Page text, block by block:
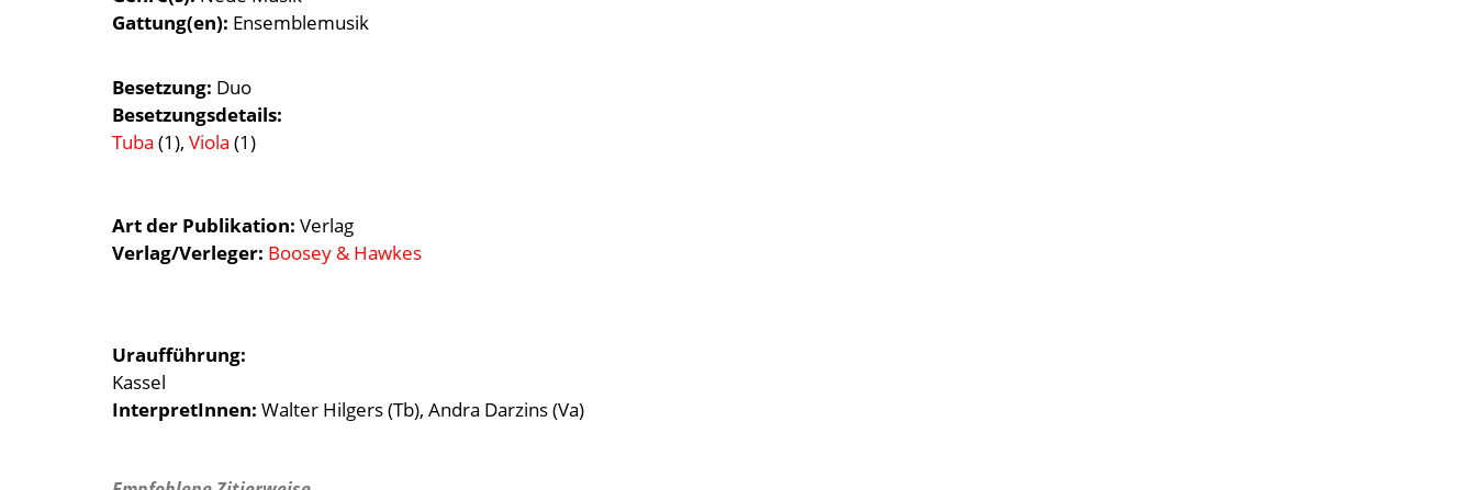
Gattung(en) Ensemblemusik
Besetzung Duo
Besetzungsdetails
Tuba (1), Viola (1)
Art der Publikation Verlag
Verlag/Verleger Boosey & Hawkes
Uraufführung:
Kassel
InterpretInnen: Walter Hilgers (Tb), Andra Darzins (Va)